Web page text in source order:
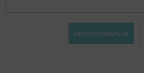
Авторизоваться